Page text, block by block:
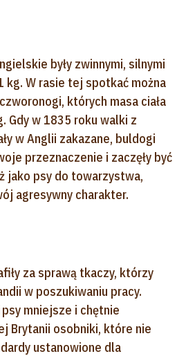
były zwinnymi, silnymi
kg. W rasie tej spotkać można
których masa ciała
Gdy w 1835 roku walki z
w Anglii zakazane, buldogi
przeznaczenie i zaczęły być
jako psy do towarzystwa,
agresywny charakter.
za sprawą tkaczy, którzy
w poszukiwaniu pracy.
mniejsze i chętnie
Brytanii osobniki, które nie
ustanowione dla